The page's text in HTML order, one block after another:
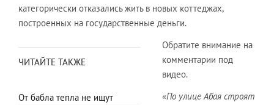
категорически отказались жить в новых коттеджах,
построенных на государственные деньги.
ЧИТАЙТЕ ТАКЖЕ
От бабла тепла не ищут
Обратите внимание на
комментарии под
видео.
«По улице Абая строят